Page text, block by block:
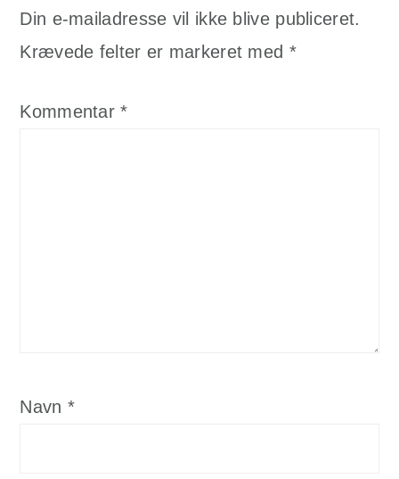
Din e-mailadresse vil ikke blive publiceret.
Krævede felter er markeret med *
Kommentar*
Navn *